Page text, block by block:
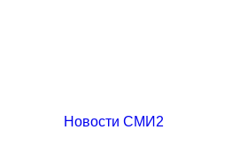
Новости СМИ2